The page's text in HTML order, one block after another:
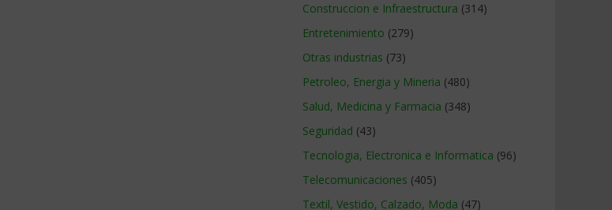
Construccion e Infraestructura (314)
Entretenimiento (279)
Otras industrias (73)
Petroleo, Energia y Mineria (480)
Salud, Medicina y Farmacia (348)
Seguridad (43)
Tecnologia, Electronica e Informatica (96)
Telecomunicaciones (405)
Textil, Vestido, Calzado, Moda (47)